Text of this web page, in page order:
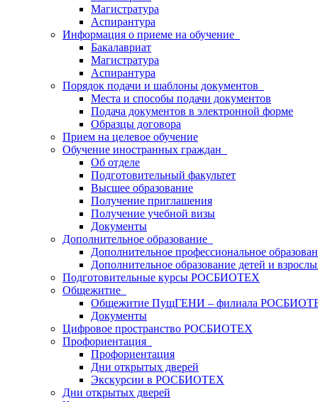
Магистратура
Аспирантура
Информация о приеме на обучение
Бакалавриат
Магистратура
Аспирантура
Порядок подачи и шаблоны документов
Места и способы подачи документов
Подача документов в электронной форме
Образцы договора
Прием на целевое обучение
Обучение иностранных граждан
Об отделе
Подготовительный факультет
Высшее образование
Получение приглашения
Получение учебной визы
Документы
Дополнительное образование
Дополнительное профессиональное
Дополнительное образование детей и
Подготовительные курсы РОСБИОТЕХ
Общежитие
Общежитие ПущГЕНИ – филиала
Документы
Цифровое пространство РОСБИОТЕХ
Профориентация
Профориентация
Дни открытых дверей
Экскурсии в РОСБИОТЕХ
Дни открытых дверей